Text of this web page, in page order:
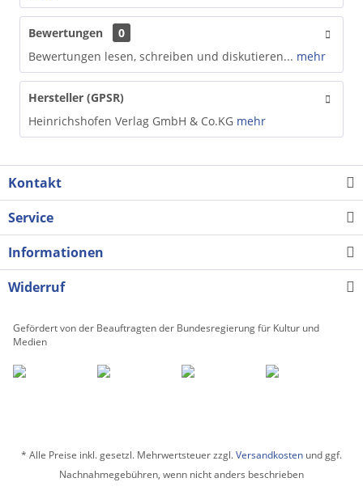
Bewertungen
0
Bewertungen lesen, schreiben und diskutieren... mehr
Hersteller (GPSR)
Heinrichshofen Verlag GmbH & Co.KG mehr
Kontakt
Service
Informationen
Widerruf
Gefördert von der Beauftragten der Bundesregierung für Kultur und
Medien
* Alle Preise inkl. gesetzl. Mehrwertsteuer zzgl.Versandkosten und ggf.
Nachnahmegebühren, wenn nicht anders beschrieben